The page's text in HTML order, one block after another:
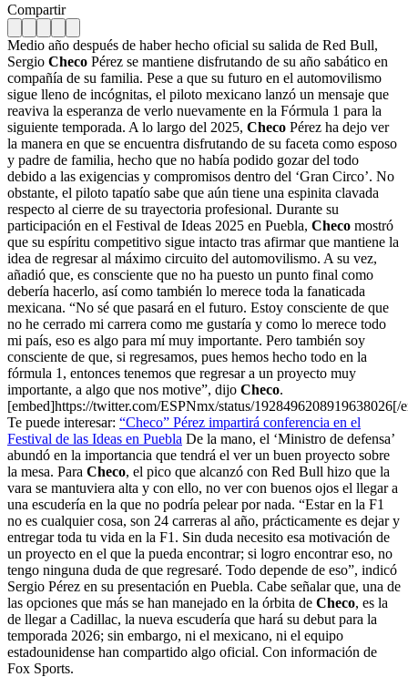
Compartir
Medio año después de haber hecho oficial su salida de Red Bull,
Sergio Checo Pérez se mantiene disfrutando de su año sabático en
compañía de su familia. Pese a que su futuro en el automovilismo
sigue lleno de incógnitas, el piloto mexicano lanzó un mensaje que
reaviva la esperanza de verlo nuevamente en la Fórmula 1 para la
siguiente temporada. A lo largo del 2025, Checo Pérez ha dejo ver
la manera en que se encuentra disfrutando de su faceta como esposo
y padre de familia, hecho que no había podido gozar del todo
debido a las exigencias y compromisos dentro del ‘Gran Circo’. No
obstante, el piloto tapatío sabe que aún tiene una espinita clavada
respecto al cierre de su trayectoria profesional. Durante su
participación en el Festival de Ideas 2025 en Puebla, Checo mostró
que su espíritu competitivo sigue intacto tras afirmar que mantiene la
idea de regresar al máximo circuito del automovilismo. A su vez,
añadió que, es consciente que no ha puesto un punto final como
debería hacerlo, así como también lo merece toda la fanaticada
mexicana. “No sé que pasará en el futuro. Estoy consciente de que
no he cerrado mi carrera como me gustaría y como lo merece todo
mi país, eso es algo para mí muy importante. Pero también soy
consciente de que, si regresamos, pues hemos hecho todo en la
fórmula 1, entonces tenemos que regresar a un proyecto muy
importante, a algo que nos motive”, dijo Checo.
[embed]https://twitter.com/ESPNmx/status/1928496208919638026[/
Te puede interesar: “Checo” Pérez impartirá conferencia en el
Festival de las Ideas en Puebla De la mano, el ‘Ministro de defensa’
abundó en la importancia que tendrá el ver un buen proyecto sobre
la mesa. Para Checo, el pico que alcanzó con Red Bull hizo que la
vara se mantuviera alta y con ello, no ver con buenos ojos el llegar a
una escudería en la que no podría pelear por nada. “Estar en la F1
no es cualquier cosa, son 24 carreras al año, prácticamente es dejar y
entregar toda tu vida en la F1. Sin duda necesito esa motivación de
un proyecto en el que la pueda encontrar; si logro encontrar eso, no
tengo ninguna duda de que regresaré. Todo depende de eso”, indicó
Sergio Pérez en su presentación en Puebla. Cabe señalar que, una de
las opciones que más se han manejado en la órbita de Checo, es la
de llegar a Cadillac, la nueva escudería que hará su debut para la
temporada 2026; sin embargo, ni el mexicano, ni el equipo
estadounidense han compartido algo oficial. Con información de
Fox Sports.